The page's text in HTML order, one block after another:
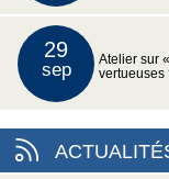
29
sep
Atelier sur
vertueuses